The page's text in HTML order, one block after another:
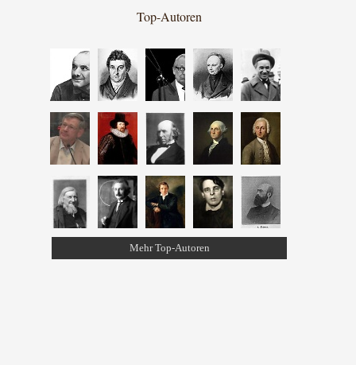
Top-Autoren
Mehr Top-Autoren